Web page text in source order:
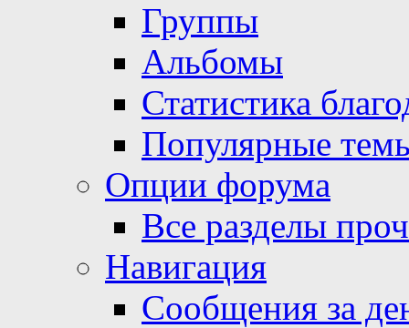
Группы
Альбомы
Статистика
Популярные
Опции форума
Все разделы
Навигация
Сообщения за